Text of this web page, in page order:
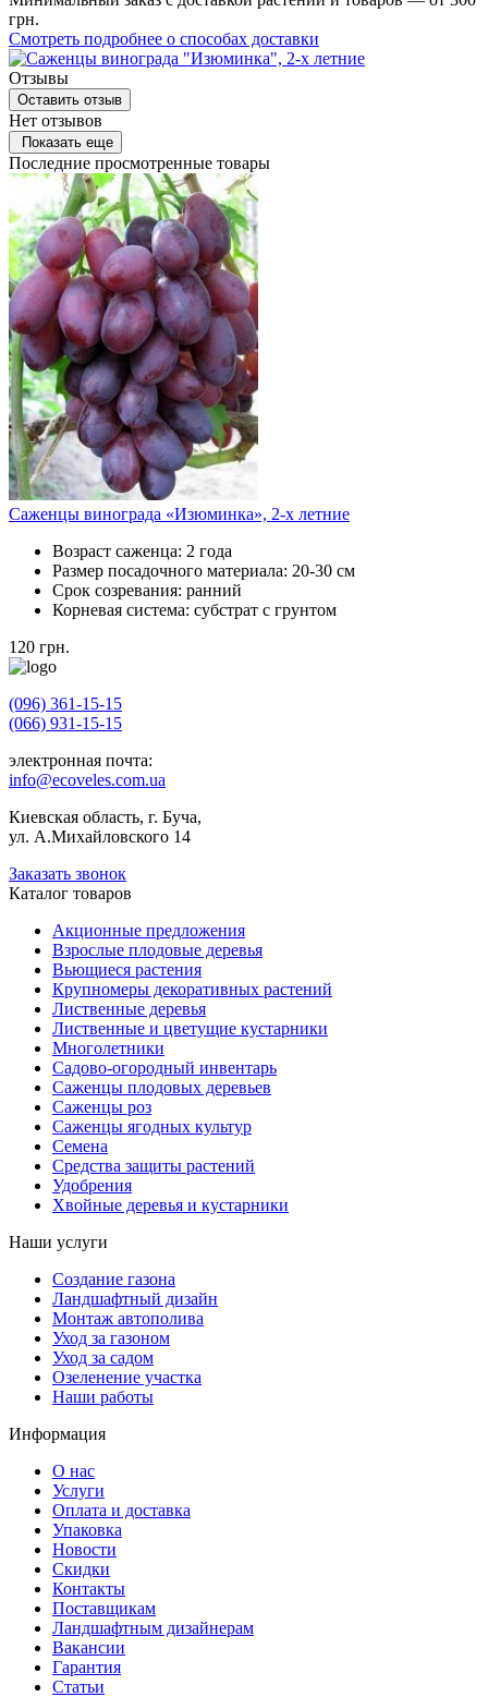
грн.
Смотреть подробнее о способах доставки
Отзывы
Оставить отзыв
Нет отзывов
Показать еще
Последние просмотренные товары
Саженцы винограда «Изюминка», 2-х летние
Возраст саженца: 2 года
Размер посадочного материала: 20-30 см
Срок созревания: ранний
Корневая система: субстрат с грунтом
120 грн.
(096) 361-15-15
(066) 931-15-15
электронная почта:
info@ecoveles.com.ua
Киевская область, г. Буча,
ул. А.Михайловского 14
Заказать звонок
Каталог товаров
Акционные предложения
Взрослые плодовые деревья
Вьющиеся растения
Крупномеры декоративных растений
Лиственные деревья
Лиственные и цветущие кустарники
Многолетники
Садово-огородный инвентарь
Саженцы плодовых деревьев
Саженцы роз
Саженцы ягодных культур
Семена
Средства защиты растений
Удобрения
Хвойные деревья и кустарники
Наши услуги
Создание газона
Ландшафтный дизайн
Монтаж автополива
Уход за газоном
Уход за садом
Озеленение участка
Наши работы
Информация
О нас
Услуги
Оплата и доставка
Упаковка
Новости
Скидки
Контакты
Поставщикам
Ландшафтным дизайнерам
Вакансии
Гарантия
Статьи